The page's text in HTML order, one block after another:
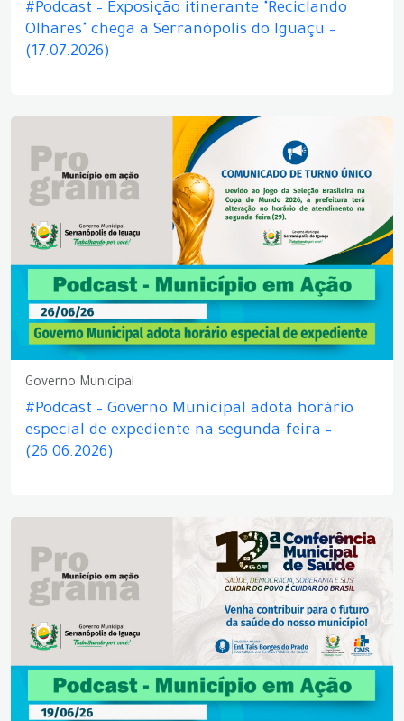
#Podcast – Exposição itinerante "Reciclando
Olhares" chega a Serranópolis do Iguaçu –
(17.07.2026)
Governo Municipal
#Podcast – Governo Municipal adota horário
especial de expediente na segunda-feira –
(26.06.2026)